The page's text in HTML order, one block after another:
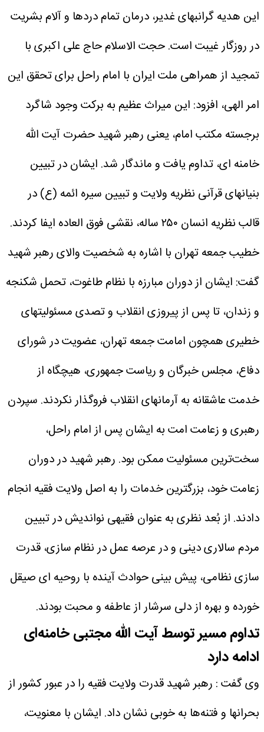
این هدیه گرانبهای غدیر، درمان تمام دردها و آلام بشریت
در روزگار غیبت است.حجت الاسلام حاج علی اکبری با
تمجید از همراهی ملت ایران با امام راحل برای تحقق این
امر الهی، افزود: این میراث عظیم به برکت وجود شاگرد
برجسته مکتب امام، یعنی رهبر شهید حضرت آیت الله
خامنه ای، تداوم یافت و ماندگار شد. ایشان در تبیین
بنیانهای قرآنی نظریه ولایت و تبیین سیره ائمه (ع) در
قالب نظریه انسان ۲۵۰ ساله، نقشی فوق العاده ایفا کردند.
خطیب جمعه تهران با اشاره به شخصیت والای رهبر شهید
گفت: ایشان از دوران مبارزه با نظام طاغوت، تحمل شکنجه
و زندان، تا پس از پیروزی انقلاب و تصدی مسئولیتهای
خطیری همچون امامت جمعه تهران، عضویت در شورای
دفاع، مجلس خبرگان و ریاست جمهوری، هیچگاه از
خدمت عاشقانه به آرمانهای انقلاب فروگذار نکردند. سپردن
رهبری و زعامت امت به ایشان پس از امام راحل،
سخت‌ترین مسئولیت ممکن بود. رهبر شهید در دوران
زعامت خود، بزرگترین خدمات را به اصل ولایت فقیه انجام
دادند. از بُعد نظری به عنوان فقیهی نواندیش در تبیین
مردم سالاری دینی و در عرصه عمل در نظام سازی، قدرت
سازی نظامی، پیش بینی حوادث آینده با روحیه ای صیقل
خورده و بهره از دلی سرشار از عاطفه و محبت بودند.
تداوم مسیر توسط آیت الله مجتبی خامنه‌ای
ادامه دارد
وی گفت : رهبر شهید قدرت ولایت فقیه را در عبور کشور از
بحرانها و فتنه‌ها به خوبی نشان داد. ایشان با معنویت،